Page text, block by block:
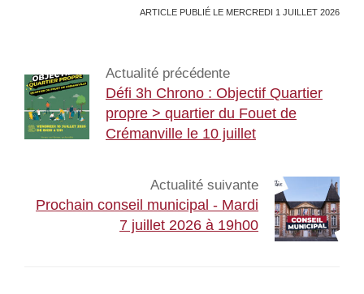
ARTICLE PUBLIÉ LE MERCREDI 1 JUILLET 2026
Actualité précédente
Défi 3h Chrono : Objectif Quartier
propre > quartier du Fouet de
Crémanville le 10 juillet
Actualité suivante
Prochain conseil municipal - Mardi
7 juillet 2026 à 19h00